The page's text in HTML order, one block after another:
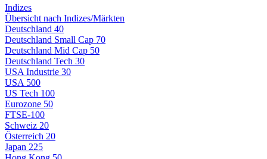
Indizes
Übersicht nach Indizes/Märkten
Deutschland 40
Deutschland Small Cap 70
Deutschland Mid Cap 50
Deutschland Tech 30
USA Industrie 30
USA 500
US Tech 100
Eurozone 50
FTSE-100
Schweiz 20
Österreich 20
Japan 225